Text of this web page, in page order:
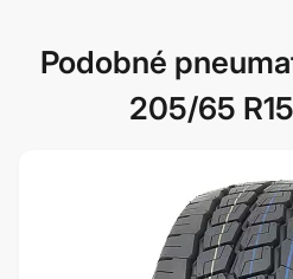
Podobné
205/65